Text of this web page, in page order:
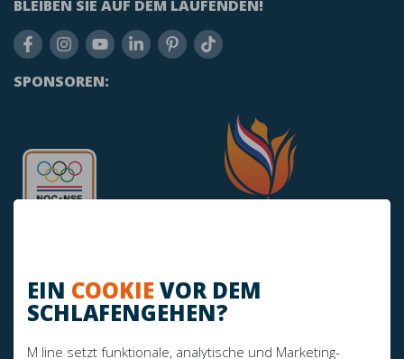
EIN COOKIE VOR DEM
SCHLAFENGEHEN?
M line setzt funktionale, analytische und Marketing-
BLEIBEN SIE AUF DEM LAUFENDEN!
SPONSOREN: